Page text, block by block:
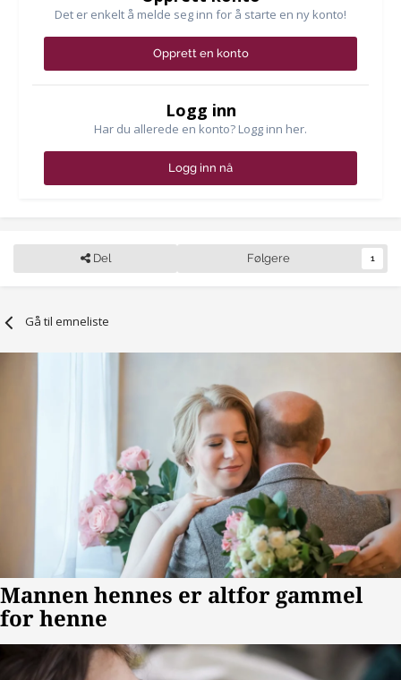
Det er enkelt å melde seg inn for å starte en ny konto!
Opprett en konto
Logg inn
Har du allerede en konto? Logg inn her.
Logg inn nå
Del Følgere 1
Gå til emneliste